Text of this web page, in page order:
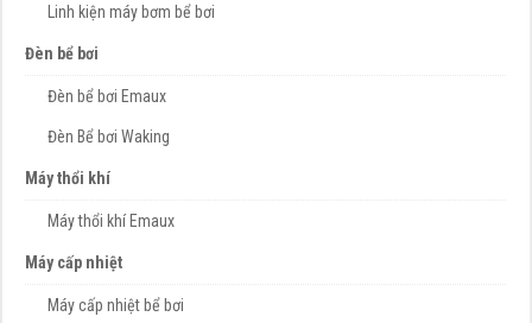
Linh kiện máy bơm bể bơi
Đèn bể bơi
Đèn bể bơi Emaux
Đèn Bể bơi Waking
Máy thổi khí
Máy thổi khí Emaux
Máy cấp nhiệt
Máy cấp nhiệt bể bơi